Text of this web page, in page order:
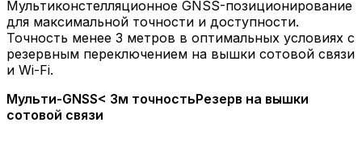
Мультиконстелляционное GNSS-позиционирование
для максимальной точности и доступности.
Точность менее 3 метров в оптимальных условиях с
резервным переключением на вышки сотовой связи
и Wi-Fi.
Мульти-GNSS< 3м точностьРезерв на вышки
сотовой связи